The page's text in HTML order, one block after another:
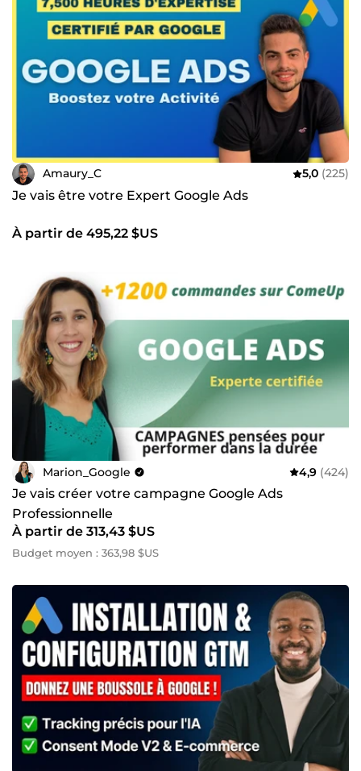
Amaury_C 5,0 (225)
Je vais être votre Expert Google Ads
À partir de 495,22 $US
Marion_Google 4,9 (424)
Je vais créer votre campagne Google Ads
Professionnelle
À partir de 313,43 $US
Budget moyen : 363,98 $US